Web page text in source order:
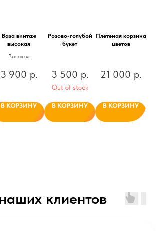
Ваза винтаж
высокая
Высокая
подойдет для
идеальным
дополнением
интерьера
3 900 р.
В КОРЗИНУ
Розово-голубой
букет
3 500 р.
Out of stock
В КОРЗИНУ
Плетеная корзина
цветов
21 000 р.
В КОРЗИНУ
клиентов